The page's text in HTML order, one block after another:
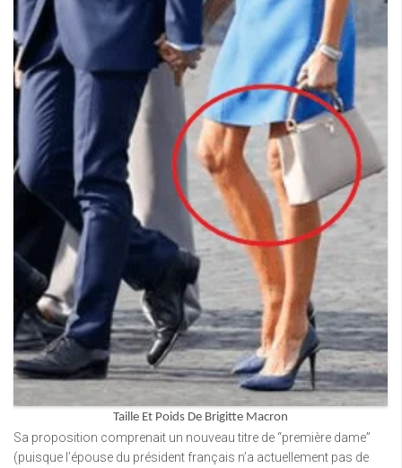
Taille Et Poids De Brigitte Macron
Sa proposition comprenait un nouveau titre de “première dame”
(puisque l’épouse du président français n’a actuellement pas de